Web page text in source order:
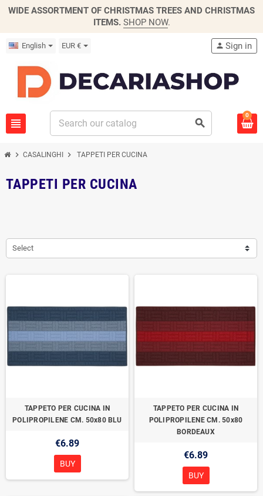
WIDE ASSORTMENT OF CHRISTMAS TREES AND CHRISTMAS
ITEMS. SHOP NOW.
English EUR €
view_headline search
person Sign in
0
chevron_right CASALINGHI chevron_right TAPPETI PER CUCINA
TAPPETI PER CUCINA
Select
TAPPETO PER CUCINA IN
POLIPROPILENE CM. 50x80 BLU
€6.89
BUY
TAPPETO PER CUCINA IN
POLIPROPILENE CM. 50x80
BORDEAUX
€6.89
BUY